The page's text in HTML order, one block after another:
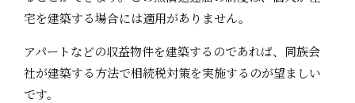
宅を建築する場合には適用がありません。
アパートなどの収益物件を建築するのであれば、同族会
社が建築する方法で相続税対策を実施するのが望ましい
です。